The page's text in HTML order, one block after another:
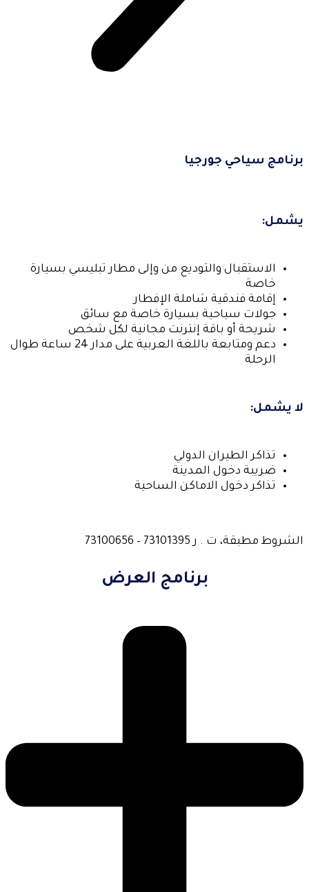
برنامج سياحي جورجيا
يشمل:
الاستقبال والتوديع من وإلى مطار تبليسي بسيارة
خاصة
إقامة فندقية شاملة الإفطار
جولات سياحية بسيارة خاصة مع سائق
شريحة أو باقة إنترنت مجانية لكل شخص
دعم ومتابعة باللغة العربية على مدار 24 ساعة طوال
الرحلة
لا يشمل:
تذاكر الطيران الدولي
ضريبة دخول المدينة
تذاكر دخول الاماكن الساحية
الشروط مطبقة، ت . ر 73101395 – 73100656
برنامج العرض